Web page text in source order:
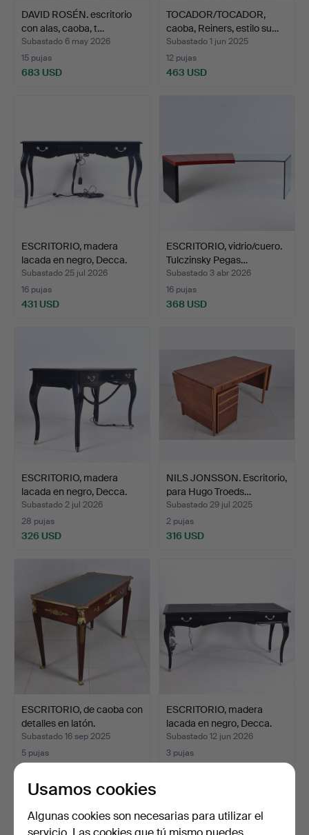
DAVID ROSÉN. escritorio
con alas, caoba, t…
Subastado 6 may 2026
15 pujas
683 USD
TOCADOR/TOCADOR,
caoba, Reiners, estilo su…
Subastado 1 jun 2025
12 pujas
463 USD
ESCRITORIO, madera
lacada en negro, Decca.
Subastado 25 jul 2026
16 pujas
431 USD
ESCRITORIO, vidrio/cuero.
Tulczinsky Pegas…
Subastado 3 abr 2026
16 pujas
368 USD
ESCRITORIO, madera
lacada en negro, Decca.
Subastado 2 jul 2026
28 pujas
326 USD
NILS JONSSON. Escritorio,
para Hugo Troeds…
Subastado 29 jul 2025
2 pujas
316 USD
ESCRITORIO, de caoba con
detalles en latón.
Subastado 16 sep 2025
5 pujas
316 USD
ESCRITORIO, madera
lacada en negro, Decca.
Subastado 12 jun 2026
3 pujas
Usamos cookies
Algunas cookies son necesarias para utilizar el